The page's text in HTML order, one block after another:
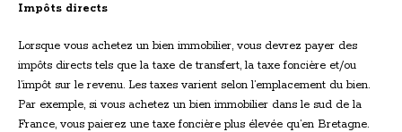
Impôts directs
Lorsque vous achetez un bien immobilier, vous devrez payer des
impôts directs tels que la taxe de transfert, la taxe foncière et/ou
l’impôt sur le revenu. Les taxes varient selon l’emplacement du bien.
Par exemple, si vous achetez un bien immobilier dans le sud de la
France, vous paierez une taxe foncière plus élevée qu’en Bretagne.